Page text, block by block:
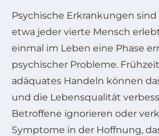
Psychische Erkrankungen
etwa jeder vierte Mensch
einmal im Leben eine Phase
psychischer Probleme.
adäquates Handeln können
und die Lebensqualität
Betroffene ignorieren oder
Symptome in der Hoffnung,